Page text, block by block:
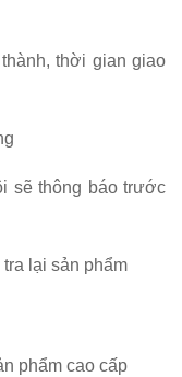
thời gian giao
sẽ thông báo trước
lại sản phẩm
phẩm cao cấp